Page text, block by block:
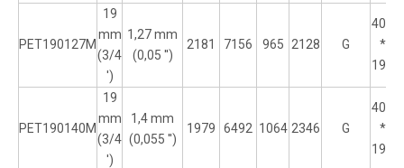
PET190127M
19
mm
(3/4
')
1,27 mm
(0,05 '')
2181 7156 965 2128 G
406
*
190
PET190140M
19
mm
(3/4
')
1,4 mm
(0,055 '')
1979 6492 1064 2346 G
406
*
190